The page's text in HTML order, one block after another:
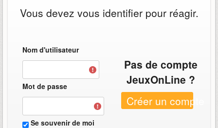
Vous devez vous identifier pour réagir.
Nom d'utilisateur
Mot de passe
Se souvenir de moi
Pas de compte
JeuxOnLine ?
Créer un compte